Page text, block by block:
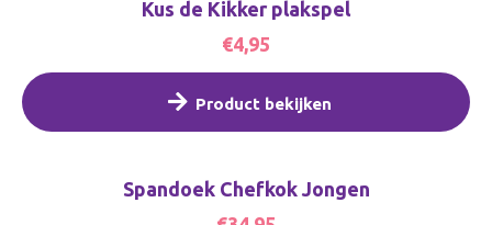
Kus de Kikker plakspel
€4,95
Product bekijken
Spandoek Chefkok Jongen